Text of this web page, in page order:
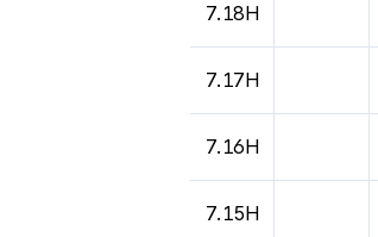
7.18H
7.17H
7.16H
7.15H